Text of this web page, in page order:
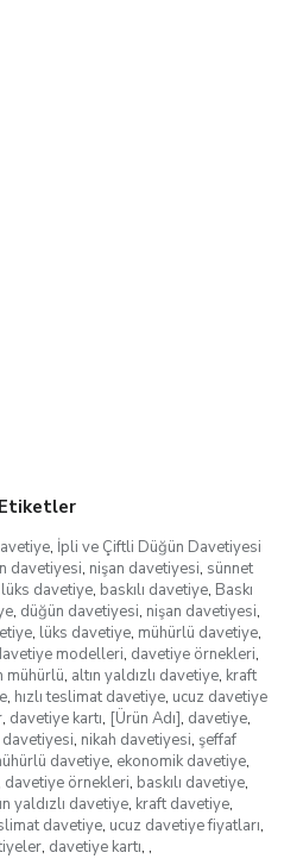
Etiketler
, İpli ve Çiftli Düğün Davetiyesi
davetiyesi, nişan davetiyesi, sünnet
lüks davetiye, baskılı davetiye, Baskı
, düğün davetiyesi, nişan davetiyesi,
, lüks davetiye, mühürlü davetiye,
modelleri, davetiye örnekleri,
mühürlü, altın yaldızlı davetiye, kraft
, hızlı teslimat davetiye, ucuz davetiye
, davetiye kartı, [Ürün Adı], davetiye,
davetiyesi, nikah davetiyesi, şeffaf
davetiye, ekonomik davetiye,
davetiye örnekleri, baskılı davetiye,
yaldızlı davetiye, kraft davetiye,
davetiye, ucuz davetiye fiyatları,
, davetiye kartı, ,